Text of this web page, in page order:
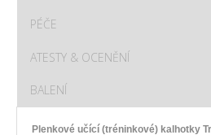
PÉČE
ATESTY & OCENĚNÍ
BALENÍ
Plenkové učící (tréninkové) kalhotky